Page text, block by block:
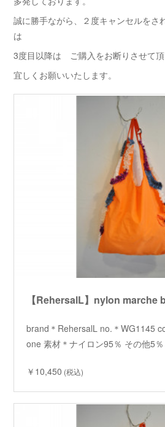
誠に勝手ながら、２度キャンセルをさ
は
3度目以降は ご購入をお断りさせて頂
宜しくお願いいたします。
brand＊RehersalL no.＊WG1145
one 素材＊ナイロン95％ その他5
￥10,450 (税込)